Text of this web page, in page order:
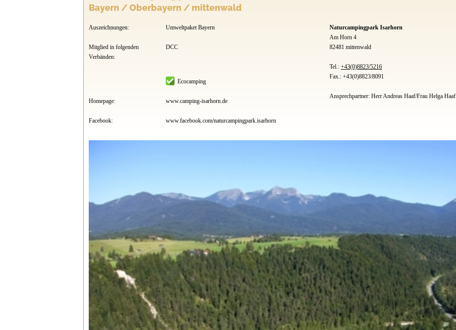
Bayern / Oberbayern / mittenwald
Auszeichnungen: Umweltpaket Bayern
Mitglied in folgenden
Verbänden:
DCC
Ecocamping
Homepage: www.camping-isarhorn.de
Facebook: www.facebook.com/naturcampingpark.isarhorn
Naturcampingpark Isarhorn
Am Horn 4
82481 mittenwald
Tel.: +43(0)8823/5216
Fax.: +43(0)8823/8091
Ansprechpartner: Herr Andreas Haaf/Frau Helga Haaf